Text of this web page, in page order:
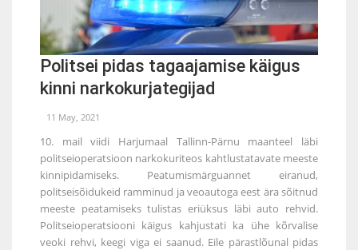
Politsei pidas tagaajamise käigus
kinni narkokurjategijad
11 May, 2021
10. mail viidi Harjumaal Tallinn-Pärnu maanteel läbi
politseioperatsioon narkokuriteos kahtlustatavate meeste
kinnipidamiseks. Peatumismärguannet eiranud,
politseisõidukeid ramminud ja veoautoga eest ära sõitnud
meeste peatamiseks tulistas eriüksus läbi auto rehvid.
Politseioperatsiooni käigus kahjustati ka ühe kõrvalise
veoki rehvi, keegi viga ei saanud. Eile pärastlõunal pidas